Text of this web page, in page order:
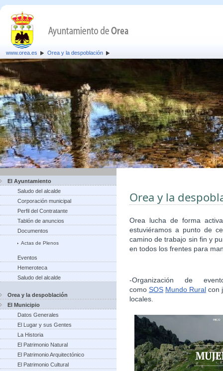
www.orea.es Orea y la despoblación
El Ayuntamiento
Saludo del alcalde
Corporación municipal
Perfil del Contratante
Tablón de anuncios
Documentos
Actas de Plenos
Eventos
Hemeroteca
Saludo del alcalde
Orea y la despoblación
El Municipio
Datos Generales
El Lugar y sus Gentes
La Historia
El Patrimonio Natural
El Patrimonio Arquitectónico
El Patrimonio Cultural
Orea y la
Orea lucha de forma
estuviéramos a punto de
camino de trabajo sin fin y
en todos los frentes para
-Organización de
como SOS Mundo Rural con
locales.